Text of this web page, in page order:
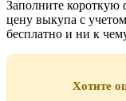
Заполните короткую
цену выкупа с
бесплатно и ни к
Хотите